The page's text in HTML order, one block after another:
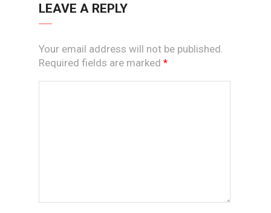
LEAVE A REPLY
Your email address will not be published.
Required fields are marked *